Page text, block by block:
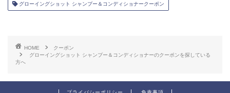
グローイングショット シャンプー＆コンディショナークーポン
HOME
クーポン
グローイングショット シャンプー＆コンディショナーのクーポンを探している
方へ